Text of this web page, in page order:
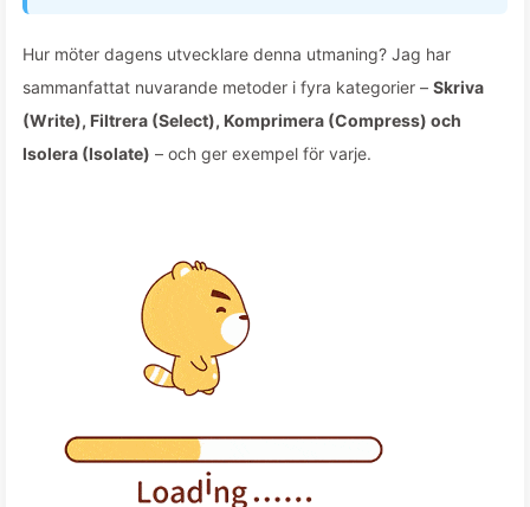
Hur möter dagens utvecklare denna utmaning? Jag har
sammanfattat nuvarande metoder i fyra kategorier – Skriva
(Write), Filtrera (Select), Komprimera (Compress) och
Isolera (Isolate) – och ger exempel för varje.